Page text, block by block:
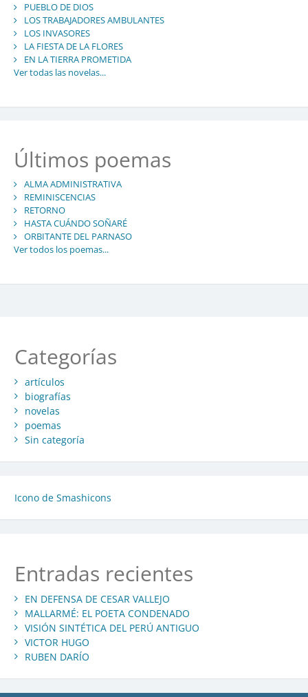
PUEBLO DE DIOS
LOS TRABAJADORES AMBULANTES
LOS INVASORES
LA FIESTA DE LA FLORES
EN LA TIERRA PROMETIDA
Ver todas las novelas...
Últimos poemas
ALMA ADMINISTRATIVA
REMINISCENCIAS
RETORNO
HASTA CUÁNDO SOÑARÉ
ORBITANTE DEL PARNASO
Ver todos los poemas...
Categorías
artículos
biografías
novelas
poemas
Sin categoría
Icono de Smashicons
Entradas recientes
EN DEFENSA DE CESAR VALLEJO
MALLARMÉ: EL POETA CONDENADO
VISIÓN SINTÉTICA DEL PERÚ ANTIGUO
VICTOR HUGO
RUBEN DARÍO